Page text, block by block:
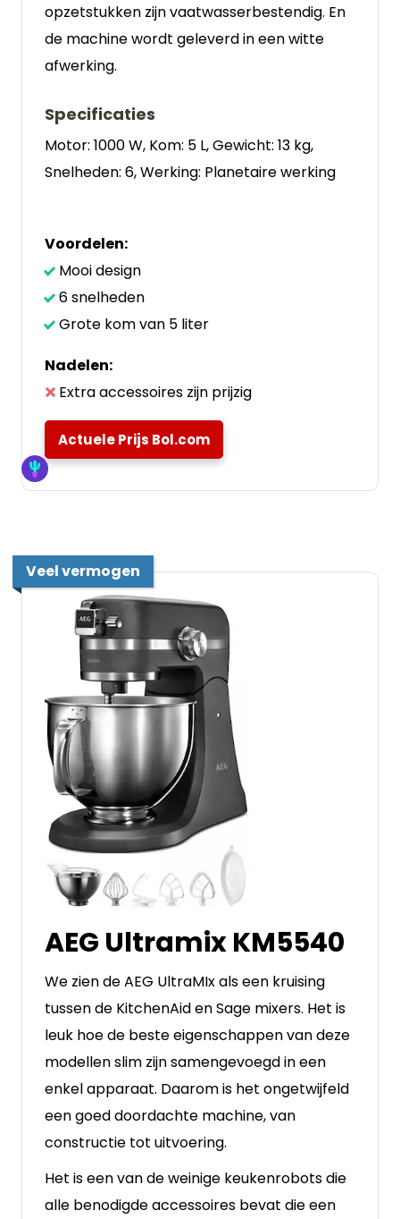
opzetstukken zijn vaatwasserbestendig. En
de machine wordt geleverd in een witte
afwerking.
Specificaties
Motor: 1000 W, Kom: 5 L, Gewicht: 13 kg,
Snelheden: 6, Werking: Planetaire werking
Voordelen:
Mooi design
6 snelheden
Grote kom van 5 liter
Nadelen:
Extra accessoires zijn prijzig
Actuele Prijs Bol.com
Veel vermogen
AEG Ultramix KM5540
We zien de AEG UltraMIx als een kruising
tussen de KitchenAid en Sage mixers. Het is
leuk hoe de beste eigenschappen van deze
modellen slim zijn samengevoegd in een
enkel apparaat. Daarom is het ongetwijfeld
een goed doordachte machine, van
constructie tot uitvoering.
Het is een van de weinige keukenrobots die
alle benodigde accessoires bevat die een